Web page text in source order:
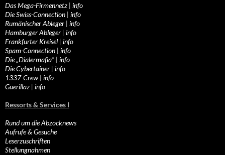
Das Mega-Firmennetz | info
Die Swiss-Connection | info
Rumänischer Ableger | info
Hamburger Ableger | info
Frankfurter Kreisel | info
Spam-Connection | info
Die „Dialermafia“ | info
Die Cybertainer | info
1337-Crew | info
Guerillaz | info
Ressorts & Services I
Rund um die Abzocknews
Aufrufe & Gesuche
Leserzuschriften
Stellungnahmen